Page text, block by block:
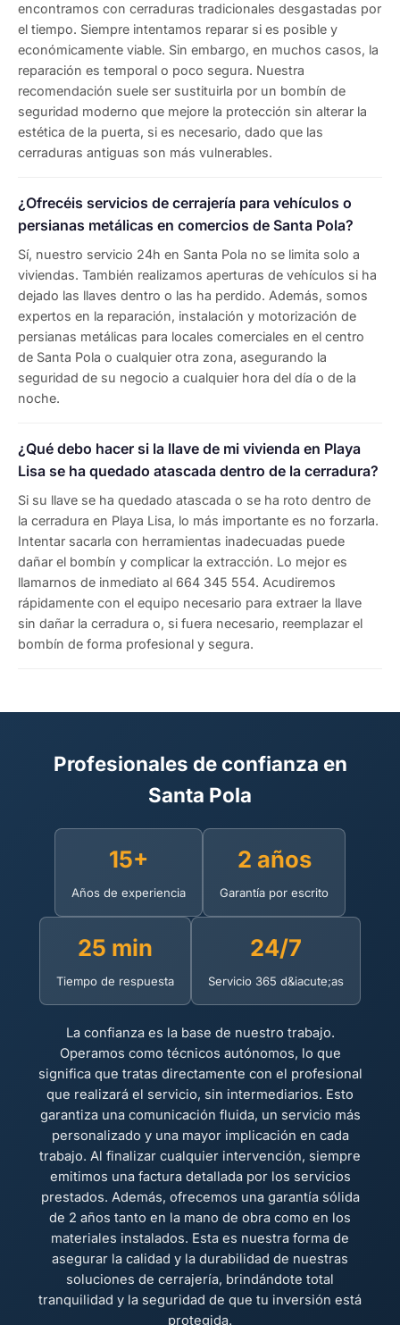
encontramos con cerraduras tradicionales desgastadas por
el tiempo. Siempre intentamos reparar si es posible y
económicamente viable. Sin embargo, en muchos casos, la
reparación es temporal o poco segura. Nuestra
recomendación suele ser sustituirla por un bombín de
seguridad moderno que mejore la protección sin alterar la
estética de la puerta, si es necesario, dado que las
cerraduras antiguas son más vulnerables.
¿Ofrecéis servicios de cerrajería para vehículos o
persianas metálicas en comercios de Santa Pola?
Sí, nuestro servicio 24h en Santa Pola no se limita solo a
viviendas. También realizamos aperturas de vehículos si ha
dejado las llaves dentro o las ha perdido. Además, somos
expertos en la reparación, instalación y motorización de
persianas metálicas para locales comerciales en el centro
de Santa Pola o cualquier otra zona, asegurando la
seguridad de su negocio a cualquier hora del día o de la
noche.
¿Qué debo hacer si la llave de mi vivienda en Playa
Lisa se ha quedado atascada dentro de la cerradura?
Si su llave se ha quedado atascada o se ha roto dentro de
la cerradura en Playa Lisa, lo más importante es no forzarla.
Intentar sacarla con herramientas inadecuadas puede
dañar el bombín y complicar la extracción. Lo mejor es
llamarnos de inmediato al 664 345 554. Acudiremos
rápidamente con el equipo necesario para extraer la llave
sin dañar la cerradura o, si fuera necesario, reemplazar el
bombín de forma profesional y segura.
Profesionales de confianza en
Santa Pola
15+
Años de experiencia
2 años
Garantía por escrito
25 min
Tiempo de respuesta
24/7
Servicio 365 d&iacute;as
La confianza es la base de nuestro trabajo.
Operamos como técnicos autónomos, lo que
significa que tratas directamente con el profesional
que realizará el servicio, sin intermediarios. Esto
garantiza una comunicación fluida, un servicio más
personalizado y una mayor implicación en cada
trabajo. Al finalizar cualquier intervención, siempre
emitimos una factura detallada por los servicios
prestados. Además, ofrecemos una garantía sólida
de 2 años tanto en la mano de obra como en los
materiales instalados. Esta es nuestra forma de
asegurar la calidad y la durabilidad de nuestras
soluciones de cerrajería, brindándote total
tranquilidad y la seguridad de que tu inversión está
protegida.